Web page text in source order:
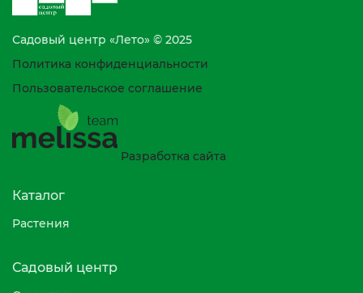
Садовый центр «Лето» © 2025
Политика конфиденциальности
Пользовательское соглашение
Разработка сайта
Каталог
Растения
Садовый центр